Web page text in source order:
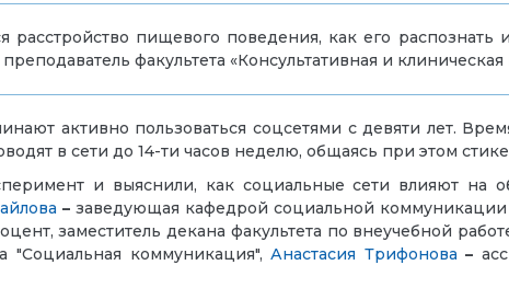
расстройство пищевого поведения, как его
факультета «Консультативная и
активно пользоваться соцсетями с девяти лет.
в сети до 14-ти часов неделю, общаясь при этом
и выяснили, как социальные сети влияют на
– заведующая кафедрой социальной
заместитель декана факультета по внеучебной
"Социальная коммуникация",Анастасия Трифонова –